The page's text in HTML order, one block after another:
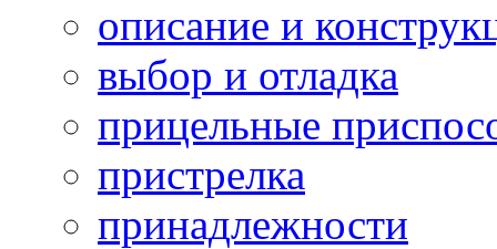
описание и
выбор и отладка
прицельные
пристрелка
принадлежности